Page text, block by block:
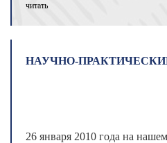
читать
НАУЧНО-
26 января 2010 года на